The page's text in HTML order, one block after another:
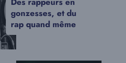
gonzesses, et du
rap quand même